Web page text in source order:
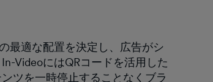
最適な配置を決定し、広告がシ
VideoにはQRコードを活用した
ツを一時停止することなくブラ